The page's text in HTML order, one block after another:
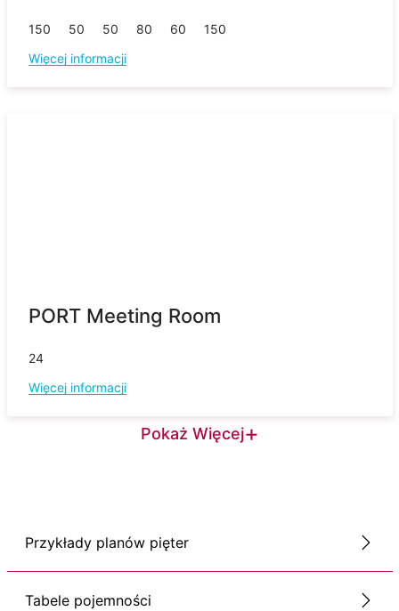
150 50 50 80 60
150
Więcej informacji
PORT Meeting Room
24
Więcej informacji
Pokaż Więcej+
Przykłady planów pięter
Tabele pojemności